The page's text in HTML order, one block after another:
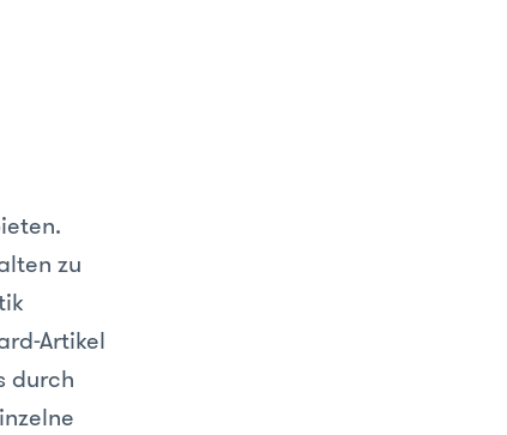
zu
Artikel
durch